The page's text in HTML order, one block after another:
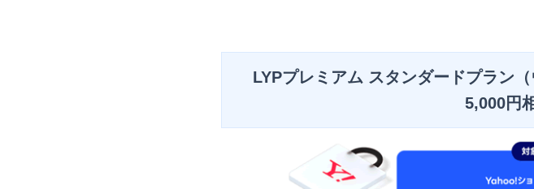
LYPプレミアム スタンダードプラン
5,000円